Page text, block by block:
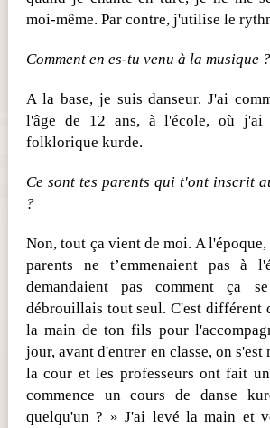
moi-même. Par contre, j'utilise le
Comment en es-tu venu à la musique ?
A la base, je suis danseur. J'ai
l'âge de 12 ans, à l'école, où j'ai
folklorique kurde.
Ce sont tes parents qui t'ont inscrit
?
Non, tout ça vient de moi. A
parents ne t’emmenaient pas à
demandaient pas comment ça
débrouillais tout seul. C'est différent
la main de ton fils pour
jour, avant d'entrer en classe, on s'est
la cour et les professeurs ont fait
commence un cours de danse
quelqu'un ? » J'ai levé la main et